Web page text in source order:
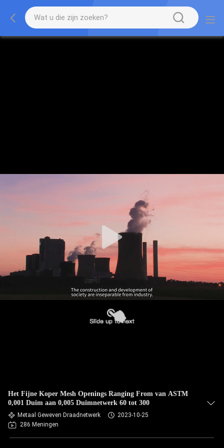
Het Fijne Koper Mesh Openings Ranging From van ASTM
0,001 Duim aan 0,005 Duimnetwerk 60 tot 300
Metaal Geweven Draadnetwerk
2023-10-25
286 Meningen